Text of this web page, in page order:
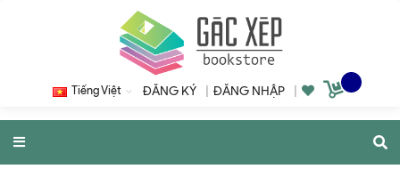
Tiếng Việt ĐĂNG KÝ ĐĂNG NHẬP